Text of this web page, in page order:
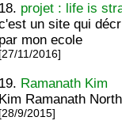
18. projet : life is
un site qui
par mon ecole
[27/11/2016]
19. Ramanath Kim
Kim Ramanath
[28/9/2015]